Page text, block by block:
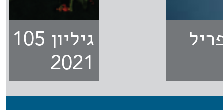
- אפריל
2021